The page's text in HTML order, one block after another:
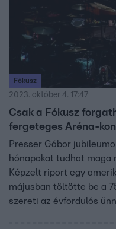
Fókusz
2023. október 4. 17:47
Csak a Fókusz
fergeteges Aréna-
Presser Gábor
hónapokat tudhat maga
Képzelt riport egy
májusban töltötte be a
szereti az évfordulós